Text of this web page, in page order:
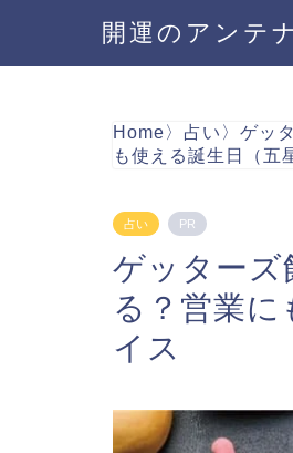
開運のアンテナ
Home〉 占い 〉 ゲッ
も使える誕生日（五
占い PR
ゲッターズ
る？営業
イス